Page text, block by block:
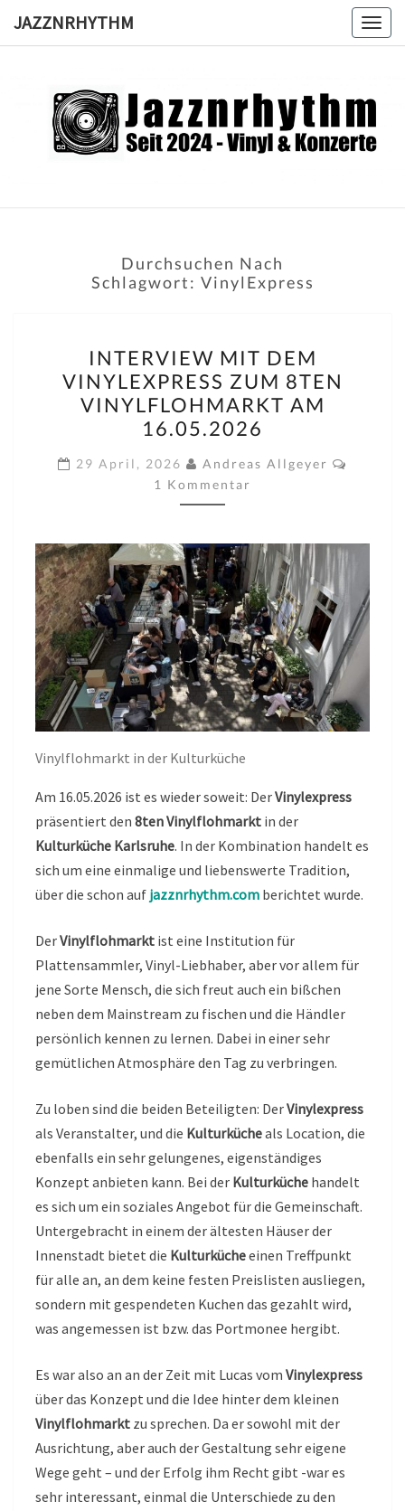
JAZZNRHYTHM
Seit
2024 –
Durchsuchen Nach
Schlagwort: VinylExpress
MIT
DEM
VINYLEXPRESS
ZUM
8TEN
VINYLFLOHMARKT
AM
INTERVIEW MIT DEM
VINYLEXPRESS ZUM 8TEN
VINYLFLOHMARKT AM
16.05.2026
29 April, 2026 Andreas Allgeyer
1 Kommentar
Vinylflohmarkt in der Kulturküche
Am 16.05.2026 ist es wieder soweit: DerVinylexpress
präsentiert den 8ten Vinylflohmarkt in der
Kulturküche Karlsruhe. In der Kombination handelt es
sich um eine einmalige und liebenswerte Tradition,
über die schon auf jazznrhythm.com berichtet wurde.
DerVinylflohmarkt ist eine Institution für
Plattensammler, Vinyl-Liebhaber, aber vor allem für
jene Sorte Mensch, die sich freut auch ein bißchen
neben dem Mainstream zu fischen und die Händler
persönlich kennen zu lernen. Dabei in einer sehr
gemütlichen Atmosphäre den Tag zu verbringen.
Zu loben sind die beiden Beteiligten: DerVinylexpress
als Veranstalter, und die Kulturkücheals Location, die
ebenfalls ein sehr gelungenes, eigenständiges
Konzept anbieten kann. Bei der Kulturküche handelt
es sich um ein soziales Angebot für die Gemeinschaft.
Untergebracht in einem der ältesten Häuser der
Innenstadt bietet die Kulturkücheeinen Treffpunkt
für alle an, an dem keine festen Preislisten ausliegen,
sondern mit gespendeten Kuchen das gezahlt wird,
was angemessen ist bzw. das Portmonee hergibt.
Es war also an an der Zeit mit Lucas vom Vinylexpress
über das Konzept und die Idee hinter dem kleinen
Vinylflohmarkt zu sprechen. Da er sowohl mit der
Ausrichtung, aber auch der Gestaltung sehr eigene
Wege geht – und der Erfolg ihm Recht gibt -war es
sehr interessant, einmal die Unterschiede zu den